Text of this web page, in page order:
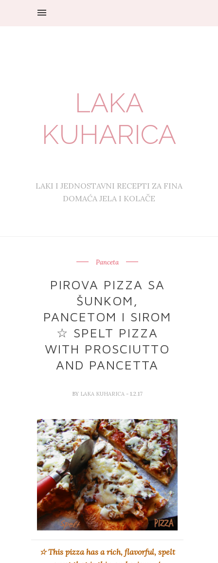
LAKA
KUHARICA
LAKI I JEDNOSTAVNI RECEPTI ZA FINA
DOMAĆA JELA I KOLAČE
Panceta
PIROVA PIZZA SA
ŠUNKOM,
PANCETOM I SIROM
☆ SPELT PIZZA
WITH PROSCIUTTO
AND PANCETTA
BY LAKA KUHARICA - 1.2.17
☆ This pizza has a rich, flavorful, spelt